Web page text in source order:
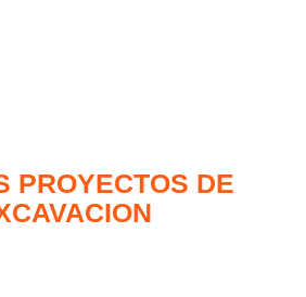
PROYECTOS DE